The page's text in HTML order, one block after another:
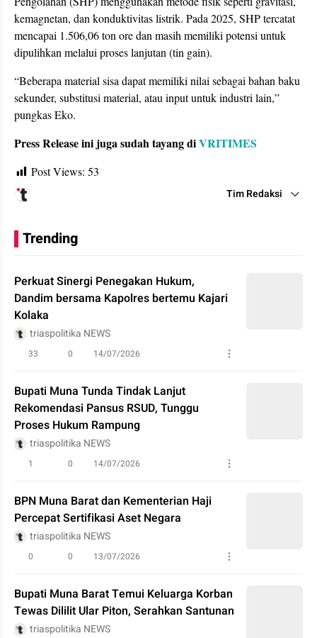
kemagnetan, dan konduktivitas listrik. Pada 2025, SHP tercatat
mencapai 1.506,06 ton ore dan masih memiliki potensi untuk
dipulihkan melalui proses lanjutan (tin gain).
“Beberapa material sisa dapat memiliki nilai sebagai bahan baku
sekunder, substitusi material, atau input untuk industri lain,”
pungkas Eko.
Press Release ini juga sudah tayang diVRITIMES
Post Views: 53
Tim Redaksi
Trending
Perkuat Sinergi Penegakan Hukum,
Dandim bersama Kapolres bertemu Kajari
Kolaka
triaspolitika NEWS
33 0 14/07/2026
Bupati Muna Tunda Tindak Lanjut
Rekomendasi Pansus RSUD, Tunggu
Proses Hukum Rampung
triaspolitika NEWS
1 0 14/07/2026
BPN Muna Barat dan Kementerian Haji
Percepat Sertifikasi Aset Negara
triaspolitika NEWS
0 0 13/07/2026
Bupati Muna Barat Temui Keluarga Korban
Tewas Dililit Ular Piton, Serahkan Santunan
triaspolitika NEWS